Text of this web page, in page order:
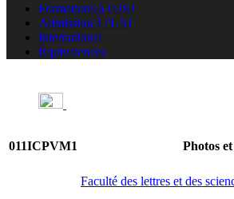
Formations à l'USJ
Admission à l'USJ
International
Équivalences
011ICPVM1 Photos
Faculté des lettres et des